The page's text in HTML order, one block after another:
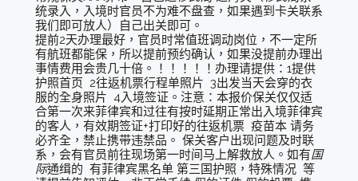
统录入，入境时官员不为难不盘查，如果遇到卡关联系
我们即可放人）自己出关即可。
提前2天办理最好，官员时常值班调动岗位，不一定所
有航班都能保，所以提前预约确认，如果没提前办理出
事情费用会贵几十倍。！！！！！办理请提供：1提供
护照首页 2往返机票行程单照片 3出发当天会穿的衣
服的全身照片 4入境签证。注意：本报价保关仅仅适
合第一次来菲律宾和过往有按时延期正常出入境菲律宾
的客人，有效期签证+打印好的往返机票 疫苗本 请务
必齐全，禁止携带违禁品。 保关客户出现问题及时联
系，会有官员前往现场第一时间马上解救放人。如有国
际通缉的 有菲律宾黑名单 第三国护照，特殊情况 等